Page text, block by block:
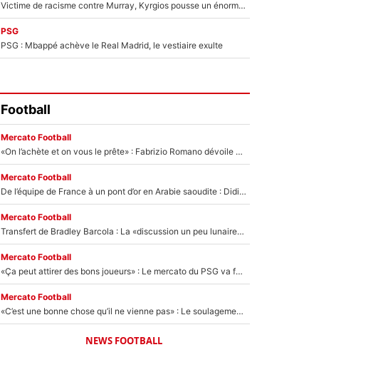
Victime de racisme contre Murray, Kyrgios pousse un énorme coup de gueule !
PSG
PSG : Mbappé achève le Real Madrid, le vestiaire exulte
Football
Mercato Football
«On l’achète et on vous le prête» : Fabrizio Romano dévoile déjà la stratégie du PSG avec le transfert de Zion Suzuki !
Mercato Football
De l’équipe de France à un pont d’or en Arabie saoudite : Didier Deschamps a donné sa réponse !
Mercato Football
Transfert de Bradley Barcola : La «discussion un peu lunaire» qui l'a convaincu de quitter le PSG, son entourage est pointé du doigt
Mercato Football
«Ça peut attirer des bons joueurs» : Le mercato du PSG va faire des victimes dans l'effectif de Luis Enrique ?
Mercato Football
«C’est une bonne chose qu’il ne vienne pas» : Le soulagement de l'After Foot après le transfert avorté de Yan Diomandé au PSG
NEWS FOOTBALL